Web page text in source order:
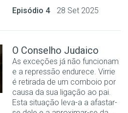
Episódio 4
28 Set 2025
O Conselho Judaico
As exceções já não funcionam
e a repressão endurece. Virrie
é retirada de um comboio por
causa da sua ligação ao pai.
Esta situação leva-a a afastar-